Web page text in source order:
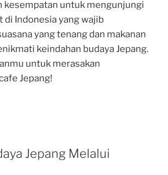
kesempatan untuk mengunjungi
di Indonesia yang wajib
yang tenang dan makanan
keindahan budaya Jepang.
untuk merasakan
Jepang!
Jepang Melalui